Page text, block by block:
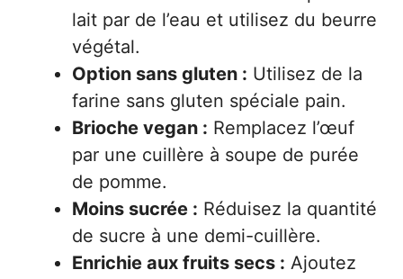
lait par de l’eau et utilisez du beurre
végétal.
Option sans gluten : Utilisez de la
farine sans gluten spéciale pain.
Brioche vegan : Remplacez l’œuf
par une cuillère à soupe de purée
de pomme.
Moins sucrée : Réduisez la quantité
de sucre à une demi-cuillère.
Enrichie aux fruits secs : Ajoutez